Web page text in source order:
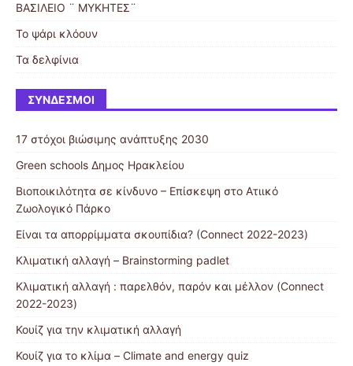
ΒΑΣΙΛΕΙΟ ¨ ΜΥΚΗΤΕΣ¨
Το ψάρι κλόουν
Τα δελφίνια
ΣΎΝΔΕΣΜΟΙ
17 στόχοι βιώσιμης ανάπτυξης 2030
Green schools Δημος Ηρακλείου
Βιοποικιλότητα σε κίνδυνο – Επίσκεψη στο Ατιικό
Ζωολογικό Πάρκο
Είναι τα απορρίμματα σκουπίδια? (Connect 2022-2023)
Κλιματική αλλαγή – Brainstorming padlet
Κλιματική αλλαγή : παρελθόν, παρόν και μέλλον (Connect
2022-2023)
Κουίζ για την κλιματική αλλαγή
Κουίζ για το κλίμα – Climate and energy quiz